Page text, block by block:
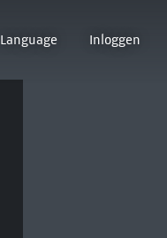
Language Inloggen